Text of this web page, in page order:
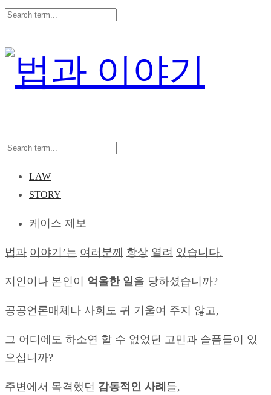
LAW
STORY
케이스 제보
법 과 이야기 ’는 여러분께 항상 열려 있습니다.
지인이나 본인이 억울한 일을 당하셨습니까?
공공언론매체나 사회도 귀 기울여 주지 않고,
그 어디에도 하소연 할 수 없었던 고민과 슬픔들이 있
으십니까?
주변에서 목격했던 감동적인 사례 들,